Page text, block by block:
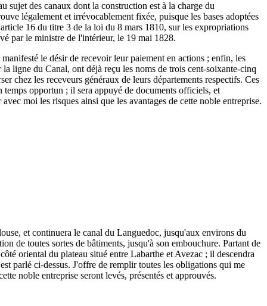
sujet des canaux dont la construction est à la charge du
légalement et irrévocablement fixée, puisque les bases adoptées
16 du titre 3 de la loi du 8 mars 1810, sur les expropriations
par le ministre de l'intérieur, le 19 mai 1828.
le désir de recevoir leur paiement en actions ; enfin, les
ligne du Canal, ont déjà reçu les noms de trois cent-soixante-cinq
chez les receveurs généraux de leurs départements respectifs. Ces
temps opportun ; il sera appuyé de documents officiels, et
moi les risques ainsi que les avantages de cette noble entreprise.
et continuera le canal du Languedoc, jusqu'aux environs du
de toutes sortes de bâtiments, jusqu'à son embouchure. Partant de
oriental du plateau situé entre Labarthe et Avezac ; il descendra
parlé ci-dessus. J'offre de remplir toutes les obligations qui me
noble entreprise seront levés, présentés et approuvés.